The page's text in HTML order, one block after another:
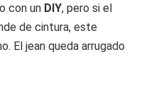
con un DIY, pero si el
de cintura, este
El jean queda arrugado